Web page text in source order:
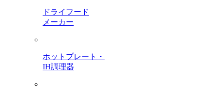
ドライフード
メーカー
ホットプレート・
IH調理器